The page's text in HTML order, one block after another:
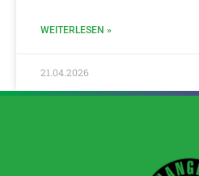
WEITERLESEN »
21.04.2026